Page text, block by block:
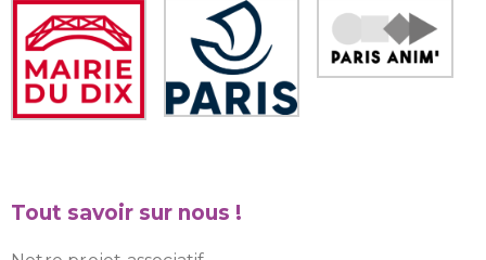
Tout savoir sur nous !